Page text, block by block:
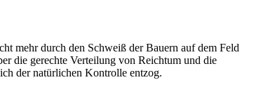
mehr durch den Schweiß der Bauern auf dem Feld
die gerechte Verteilung von Reichtum und die
der natürlichen Kontrolle entzog.